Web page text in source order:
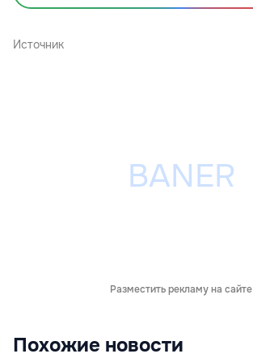
Источник
Разместить рекламу на сайте
Похожие новости